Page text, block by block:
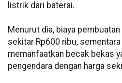
listrik dari baterai.
Menurut dia, biaya
sekitar Rp600 ribu,
memanfaatkan becak bekas
pengendara dengan harga